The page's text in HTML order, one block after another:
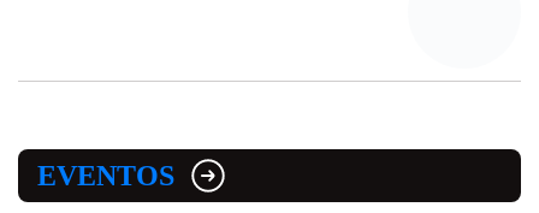
EVENTOS